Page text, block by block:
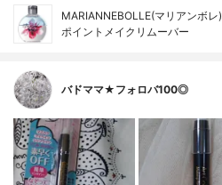
MARIANNEBOLLE(マリアンボレ)
ポイントメイクリムーバー
バドママ★フォロバ100◎